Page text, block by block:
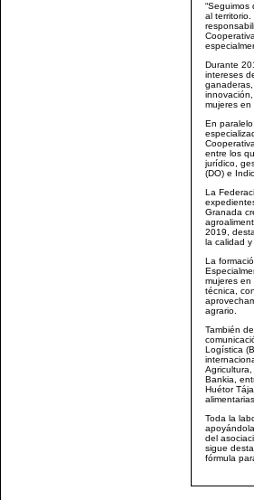
al
Durante
intereses
mujeres en
En
entre los
jurídico,
(DO) e
La
Granada
2019,
la calidad
La
mujeres
técnica,
agrario.
También
Logística
Bankia,
Huétor
Toda la
del
sigue
fórmula